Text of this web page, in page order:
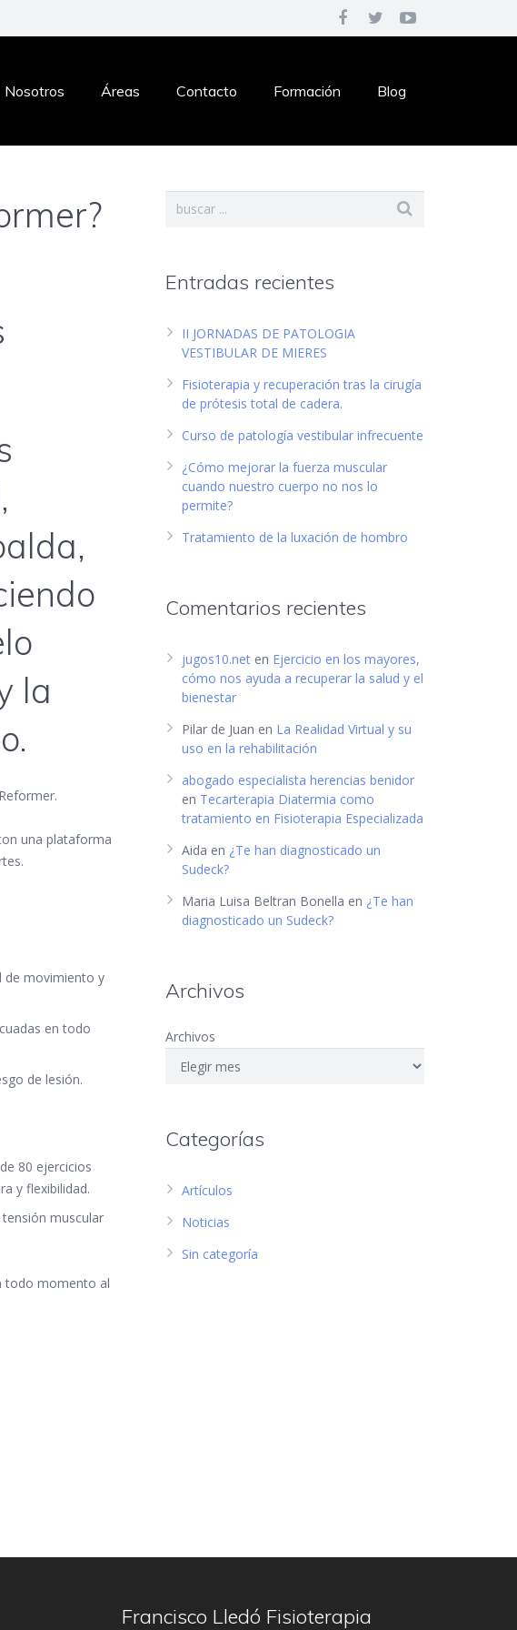
Nosotros Áreas Contacto Formación Blog
la
una plataforma
de movimiento y
en todo
de lesión.
80 ejercicios
y flexibilidad.
muscular
todo momento al
Entradas recientes
II JORNADAS DE PATOLOGIA
VESTIBULAR DE MIERES
Fisioterapia y recuperación tras la cirugía
de prótesis total de cadera.
Curso de patología vestibular infrecuente
¿Cómo mejorar la fuerza muscular
cuando nuestro cuerpo no nos lo
permite?
Tratamiento de la luxación de hombro
Comentarios recientes
jugos10.net en Ejercicio en los mayores,
cómo nos ayuda a recuperar la salud y el
bienestar
Pilar de Juan en La Realidad Virtual y su
uso en la rehabilitación
abogado especialista herencias benidor
en Tecarterapia Diatermia como
tratamiento en Fisioterapia Especializada
Aida en ¿Te han diagnosticado un
Sudeck?
Maria Luisa Beltran Bonella en ¿Te han
diagnosticado un Sudeck?
Archivos
Archivos
Categorías
Artículos
Noticias
Sin categoría
Francisco Lledó Fisioterapia